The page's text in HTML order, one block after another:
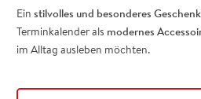
Ein stilvolles und besonderes Geschenk
Terminkalender als modernes
im Alltag ausleben möchten.